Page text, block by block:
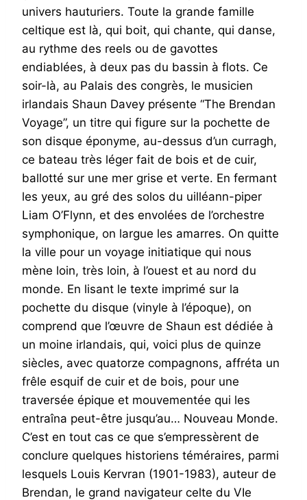
univers hauturiers. Toute la grande famille
celtique est là, qui boit, qui chante, qui danse,
au rythme des reels ou de gavottes
endiablées, à deux pas du bassin à flots. Ce
soir-là, au Palais des congrès, le musicien
irlandais Shaun Davey présente “The Brendan
Voyage”, un titre qui figure sur la pochette de
son disque éponyme, au-dessus d’un curragh,
ce bateau très léger fait de bois et de cuir,
ballotté sur une mer grise et verte. En fermant
les yeux, au gré des solos du uilléann-piper
Liam O’Flynn, et des envolées de l’orchestre
symphonique, on largue les amarres. On quitte
la ville pour un voyage initiatique qui nous
mène loin, très loin, à l’ouest et au nord du
monde. En lisant le texte imprimé sur la
pochette du disque (vinyle à l’époque), on
comprend que l’œuvre de Shaun est dédiée à
un moine irlandais, qui, voici plus de quinze
siècles, avec quatorze compagnons, affréta un
frêle esquif de cuir et de bois, pour une
traversée épique et mouvementée qui les
entraîna peut-être jusqu’au… Nouveau Monde.
C’est en tout cas ce que s’empressèrent de
conclure quelques historiens téméraires, parmi
lesquels Louis Kervran (1901-1983), auteur de
Brendan, le grand navigateur celte du VIe